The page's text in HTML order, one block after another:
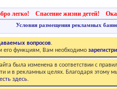
легко! Спасение жизни детей!
Условия размещения рекламных
вопросов.
его функциям, Вам необходимо
была изменена в соответствии с
и в рекламных целях. Благодаря этому
здесь.